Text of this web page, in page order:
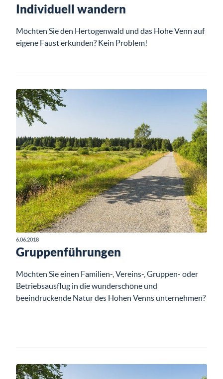
Individuell wandern
Möchten Sie den Hertogenwald und das Hohe Venn auf
eigene Faust erkunden? Kein Problem!
6.06.2018
Gruppenführungen
Möchten Sie einen Familien-, Vereins-, Gruppen- oder
Betriebsausflug in die wunderschöne und
beeindruckende Natur des Hohen Venns unternehmen?